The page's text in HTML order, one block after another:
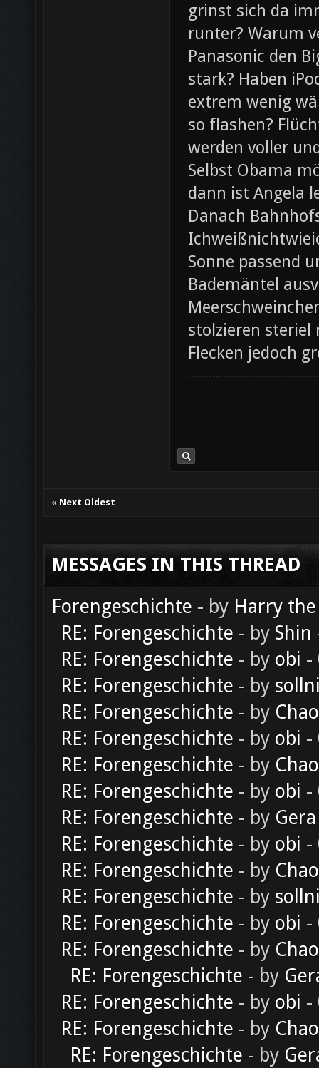
grinst sich da
runter? Warum
Panasonic den
stark? Haben
extrem wenig
so flashen?
werden voller
Selbst Obama
dann ist Angela
Danach
Sonne passend
Bademäntel
stolzieren steriel
Flecken jedoch
« Next Oldest
MESSAGES IN THIS THREAD
Forengeschichte - by Harry
RE: Forengeschichte - by Shin
RE: Forengeschichte - by obi -
RE: Forengeschichte - by
RE: Forengeschichte - by
RE: Forengeschichte - by obi -
RE: Forengeschichte - by
RE: Forengeschichte - by obi -
RE: Forengeschichte - by Gera
RE: Forengeschichte - by obi -
RE: Forengeschichte - by
RE: Forengeschichte - by
RE: Forengeschichte - by obi -
RE: Forengeschichte - by
RE: Forengeschichte - by
RE: Forengeschichte - by obi -
RE: Forengeschichte - by
RE: Forengeschichte - by